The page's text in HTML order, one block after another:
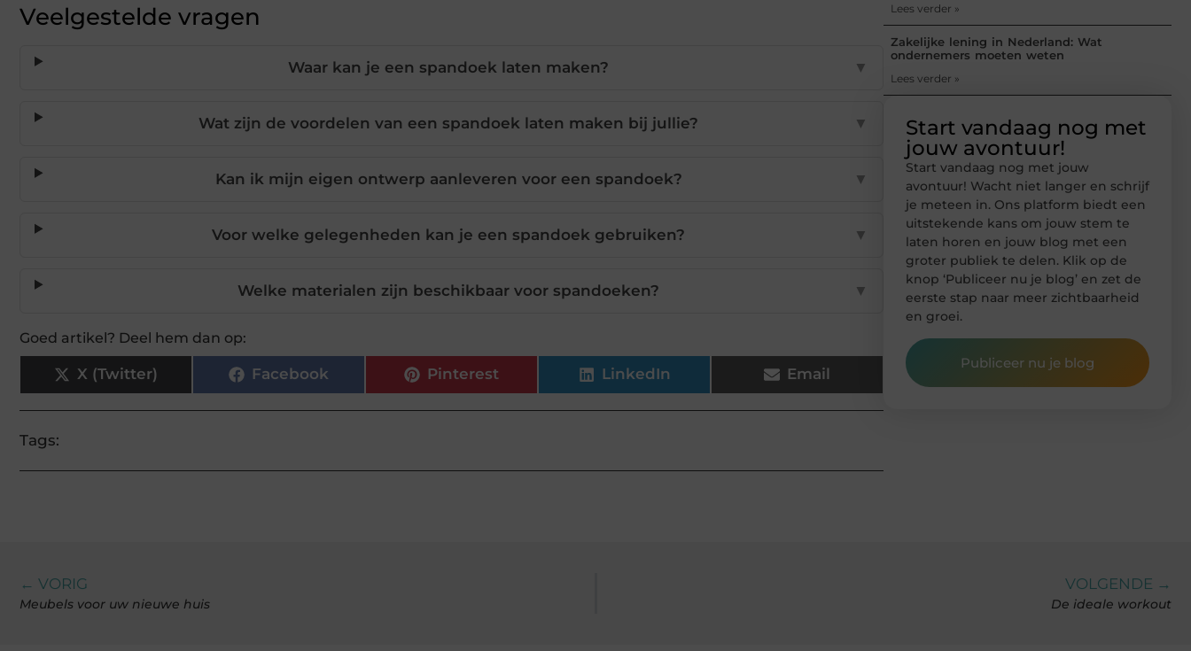
Veelgestelde vragen
Waar kan je een spandoek laten maken? ▼
Wat zijn de voordelen van een spandoek laten maken bij jullie? ▼
Kan ik mijn eigen ontwerp aanleveren voor een spandoek? ▼
Voor welke gelegenheden kan je een spandoek gebruiken? ▼
Welke materialen zijn beschikbaar voor spandoeken? ▼
Goed artikel? Deel hem dan op:
X (Twitter) Facebook Pinterest LinkedIn Email
Tags:
Lees verder »
Zakelijke lening in Nederland: Wat
ondernemers moeten weten
Lees verder »
Start vandaag nog met
jouw avontuur!
Start vandaag nog met jouw
avontuur! Wacht niet langer en schrijf
je meteen in. Ons platform biedt een
uitstekende kans om jouw stem te
laten horen en jouw blog met een
groter publiek te delen. Klik op de
knop ‘Publiceer nu je blog’ en zet de
eerste stap naar meer zichtbaarheid
en groei.
Publiceer nu je blog
← VORIG
Meubels voor uw nieuwe huis
VOLGENDE →
De ideale workout